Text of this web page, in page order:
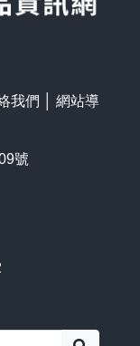
我們
網站導
號